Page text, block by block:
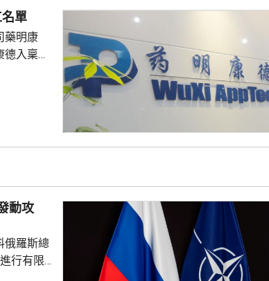
包括入
紛或合
性維...
單
藥明康
入稟法
名單所
動攻
俄羅斯總
行有限